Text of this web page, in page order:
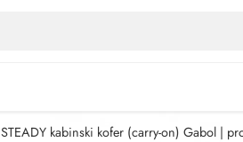
STEADY kabinski kofer (carry-on) Gabol |